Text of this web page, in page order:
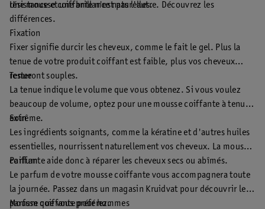
résistance et une brillance naturelles.
Une mousse coiffante n'est pas l'autre. Découvrez les
différences.
Fixation
Fixer signifie durcir les cheveux, comme le fait le gel. Plus la
tenue de votre produit coiffant est faible, plus vos cheveux
resteront souples.
Tenue
La tenue indique le volume que vous obtenez. Si vous voulez
beaucoup de volume, optez pour une mousse coiffante à tenue
extrême.
Soin
Les ingrédients soignants, comme la kératine et d'autres huiles
essentielles, nourrissent naturellement vos cheveux. La mousse
coiffante aide donc à réparer les cheveux secs ou abîmés.
Parfum
Le parfum de votre mousse coiffante vous accompagnera toute
la journée. Passez dans un magasin Kruidvat pour découvrir le
parfum que vous préférez.
Mousse coiffante pour hommes